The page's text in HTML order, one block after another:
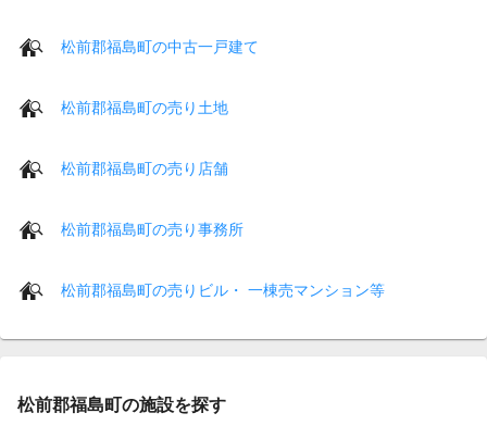
松前郡福島町の中古一戸建て
松前郡福島町の売り土地
松前郡福島町の売り店舗
松前郡福島町の売り事務所
松前郡福島町の売りビル・ 一棟売マンション等
松前郡福島町の施設を探す